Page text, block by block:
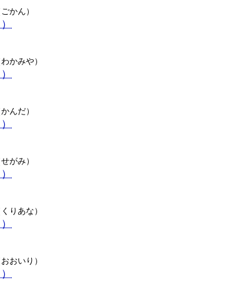
かん）
かみや）
んだ）
がみ）
りあな）
おいり）